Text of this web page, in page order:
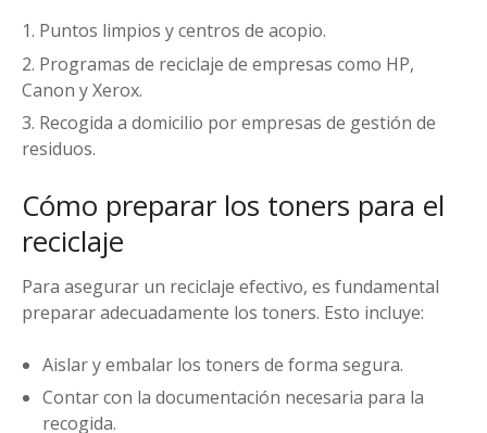
Puntos limpios y centros de acopio.
Programas de reciclaje de empresas como HP,
Canon y Xerox.
Recogida a domicilio por empresas de gestión de
residuos.
Cómo preparar los toners para el
reciclaje
Para asegurar un reciclaje efectivo, es fundamental
preparar adecuadamente los toners. Esto incluye:
Aislar y embalar los toners de forma segura.
Contar con la documentación necesaria para la
recogida.